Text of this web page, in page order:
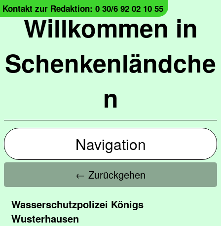
Willkommen in
Schenkenländche
n
Kontakt zur Redaktion: 0 30/6 92 02 10 55
Navigation
← Zurückgehen
Wasserschutzpolizei Königs
Wusterhausen